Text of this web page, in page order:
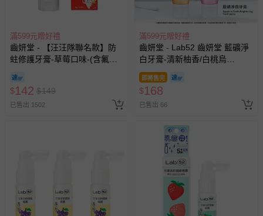
滿599元贈好禮
齒妍堂 - 【汪汪隊聯名款】防
蛀修護牙膏-草莓口味-(含氟，
$142 $149
已售出 1502
滿599元贈好禮
齒妍堂 - Lab52 齒妍堂 藍礦淨
白牙膏-清新柚香/白桃烏
龍-110g
即將售完
$168
已售出 66